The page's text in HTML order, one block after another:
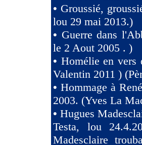
• Groussié,
lou 29 mai 2013.)
• Guerre dans
le 2 Aout 2005 . )
• Homélie en vers
Valentin 2011 )
•Hommage à
2003. (Yves La
• Hugues
Testa, lou
Madesclaire